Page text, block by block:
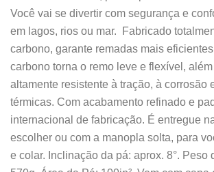
Você vai se divertir com segurança e
em lagos, rios ou mar. Fabricado
carbono, garante remadas mais
carbono torna o remo leve e flexível,
altamente resistente à tração, à corrosão
térmicas. Com acabamento refinado e
internacional de fabricação. É entregue
escolher ou com a manopla solta, para
e colar. Inclinação da pá: aprox. 8°. Peso